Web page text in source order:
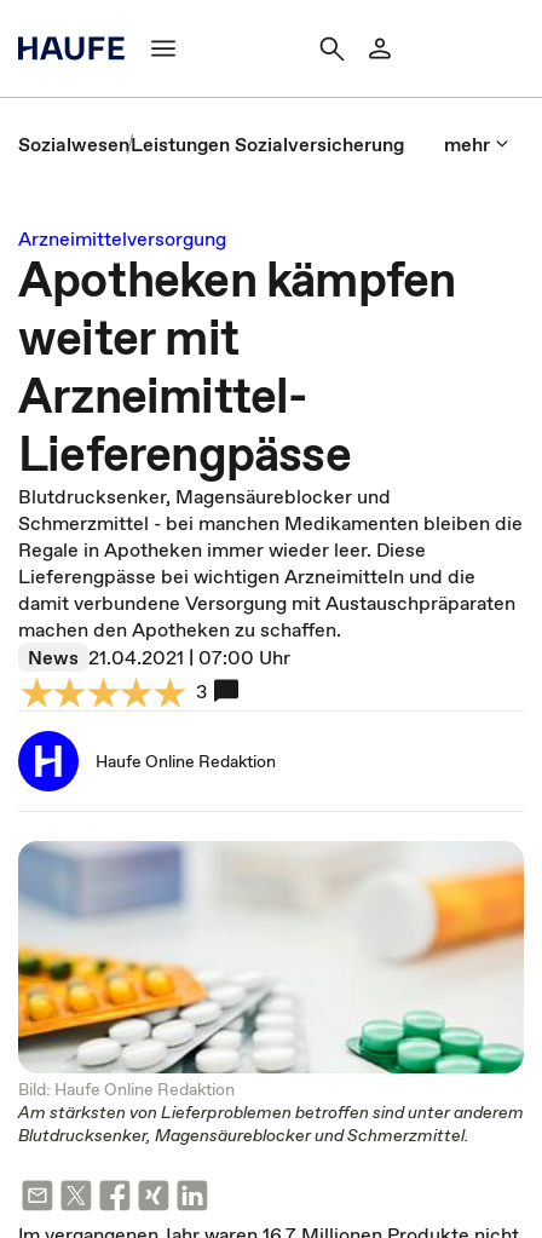
SozialwesenLeistungen Sozialversicherung mehr
Arzneimittelversorgung
Apotheken kämpfen
weiter mit
Arzneimittel-
Lieferengpässe
Blutdrucksenker, Magensäureblocker und
Schmerzmittel - bei manchen Medikamenten bleiben die
Regale in Apotheken immer wieder leer. Diese
Lieferengpässe bei wichtigen Arzneimitteln und die
damit verbundene Versorgung mit Austauschpräparaten
machen den Apotheken zu schaffen.
News 21.04.2021 | 07:00 Uhr
3
Haufe Online Redaktion
Bild: Haufe Online Redaktion
Am stärksten von Lieferproblemen betroffen sind unter anderem
Blutdrucksenker, Magensäureblocker und Schmerzmittel.